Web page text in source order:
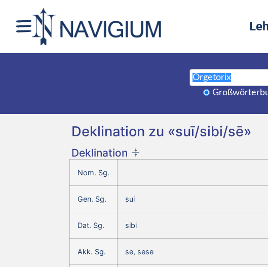
Deklination zu «suī/sibi/sē»
Deklination
Nom. Sg.
Gen. Sg. sui
Dat. Sg. sibi
Akk. Sg. se, sese